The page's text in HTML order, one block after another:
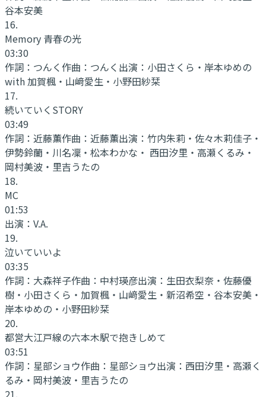
谷本安美
16.
Memory 青春の光
03:30
作詞： つんく作曲： つんく 出演： 小田さくら・岸本ゆめの
with 加賀楓・山﨑愛生・小野田紗栞
17.
続いていくSTORY
03:49
作詞： 近藤薫作曲： 近藤薫出演： 竹内朱莉・佐々木莉佳子・
伊勢鈴蘭・川名凜・松本わかな・ 西田汐里・高瀬くるみ・
岡村美波・里吉うたの
18.
MC
01:53
出演： V.A.
19.
泣いていいよ
03:35
作詞： 大森祥子作曲： 中村瑛彦出演： 生田衣梨奈・佐藤優
樹・小田さくら・加賀楓・山﨑愛生・新沼希空・谷本安美・
岸本ゆめの・小野田紗栞
20.
都営大江戸線の六本木駅で抱きしめて
03:51
作詞： 星部ショウ作曲： 星部ショウ出演： 西田汐里・高瀬く
るみ・岡村美波・里吉うたの
21.